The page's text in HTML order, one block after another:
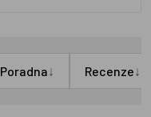
Poradna↓ Recenze↓